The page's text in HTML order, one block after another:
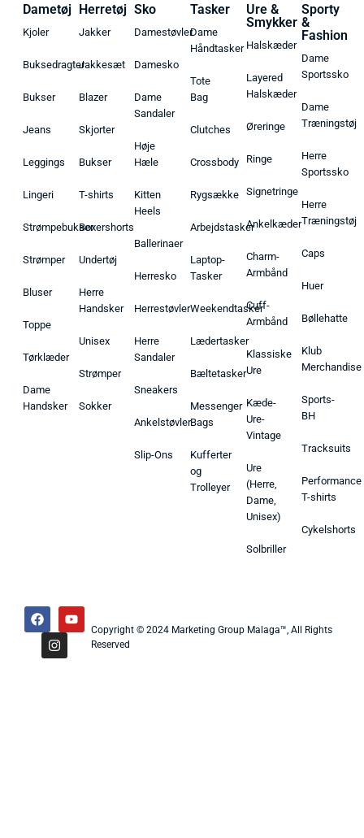
Dametøj
Kjoler
Buksedragter
Bukser
Jeans
Leggings
Lingeri
Strømpebukser
Strømper
Bluser
Toppe
Tørklæder
Dame
Handsker
Herretøj
Jakker
Jakkesæt
Blazer
Skjorter
Bukser
T-shirts
Boxershorts
Undertøj
Herre
Handsker
Unisex
Strømper
Sokker
Sko
Damestøvler
Damesko
Dame
Sandaler
Høje
Hæle
Kitten
Heels
Ballerinaer
Herresko
Herrestøvler
Herre
Sandaler
Sneakers
Ankelstøvler
Slip-Ons
Tasker
Dame
Håndtasker
Tote
Bag
Clutches
Crossbody
Rygsække
Arbejdstasker
Laptop-
Tasker
Weekendtasker
Lædertasker
Bæltetasker
Messenger
Bags
Kufferter
og
Trolleyer
Ure &
Smykker
Halskæder
Layered
Halskæder
Øreringe
Ringe
Signetringe
Ankelkæder
Charm-
Armbånd
Cuff-
Armbånd
Klassiske
Ure
Kæde-
Ure-
Vintage
Ure
(Herre,
Dame,
Unisex)
Solbriller
Sporty
&
Fashion
Dame
Sportssko
Dame
Træningstøj
Herre
Sportssko
Herre
Træningstøj
Caps
Huer
Bøllehatte
Klub
Merchandise
Sports-
BH
Tracksuits
Performance
T-shirts
Cykelshorts
Copyright © 2024 Marketing Group Malaga™, All Rights
Reserved